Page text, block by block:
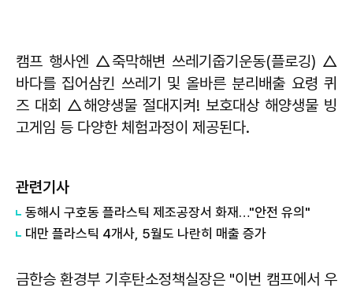
캠프 행사엔 △죽막해변 쓰레기줍기운동(플로깅) △
바다를 집어삼킨 쓰레기 및 올바른 분리배출 요령 퀴
즈 대회 △해양생물 절대지켜! 보호대상 해양생물 빙
고게임 등 다양한 체험과정이 제공된다.
관련기사
동해시 구호동 플라스틱 제조공장서 화재…"안전 유의"
대만 플라스틱 4개사, 5월도 나란히 매출 증가
금한승 환경부 기후탄소정책실장은 "이번 캠프에서 우